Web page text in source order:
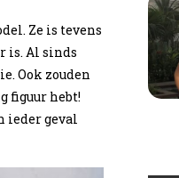
Ze is tevens
is. Al sinds
Ook zouden
figuur hebt!
ieder geval